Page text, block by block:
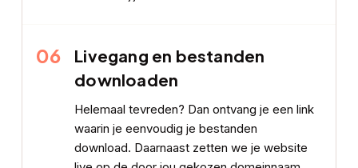
06
Livegang en bestanden
downloaden
Helemaal tevreden? Dan ontvang je een link
waarin je eenvoudig je bestanden
download. Daarnaast zetten we je website